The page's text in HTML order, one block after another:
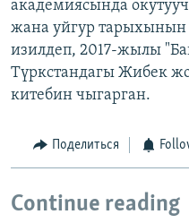
академиясында
жана уйгур тарыхынын
изилдеп, 2017-жылы
Түркстандагы Жибек
китебин чыгарган.
Поделиться
Continue reading